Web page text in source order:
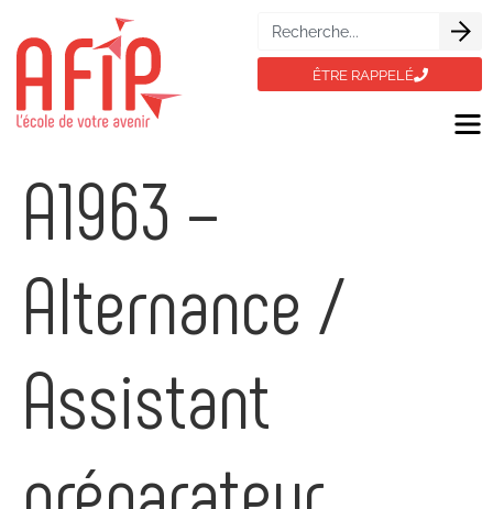
ÊTRE RAPPELÉ
A1963 –
Alternance /
Assistant